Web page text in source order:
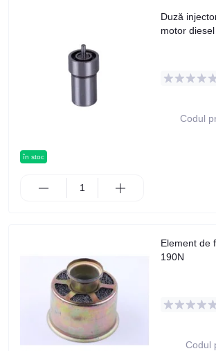
în stoc
Duză
motor
Codul
Element de
190N
Codul